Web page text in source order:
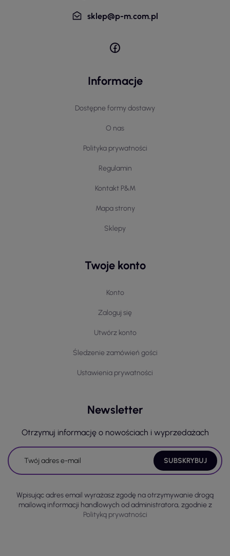
sklep@p-m.com.pl
Informacje
Dostępne formy dostawy
O nas
Polityka prywatności
Regulamin
Kontakt P&M
Mapa strony
Sklepy
Twoje konto
Konto
Zaloguj się
Utwórz konto
Śledzenie zamówień gości
Ustawienia prywatności
Newsletter
Otrzymuj informację o nowościach i wyprzedażach
Wpisując adres email wyrażasz zgodę na otrzymywanie drogą
mailową informacji handlowych od administratora, zgodnie z
Polityką prywatności